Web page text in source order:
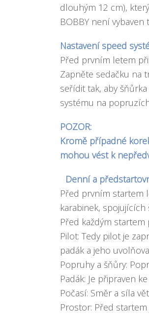
dlouhým 12 cm),
BOBBY není
Nastavení speed
Před prvním letem
Zapněte sedačku na
seřídit tak, aby
systému na
POZOR:
Kromě případné
mohou vést k
Denní a
Před prvním startem
karabinek,
Před každým
Pilot: Tedy pilot je
padák a jeho
Popruhy a šňůry:
Padák: Je připraven
Počasí: Směr a síla
Prostor: Před